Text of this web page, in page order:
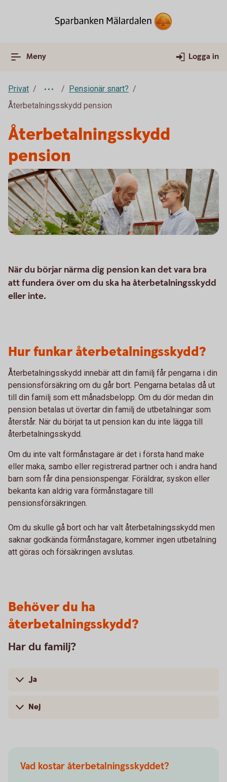
Meny Logga in
Privat
Pensionär snart?
Återbetalningsskydd pension
Återbetalningsskydd
pension
När du börjar närma dig pension kan det vara bra
att fundera över om du ska ha återbetalningsskydd
eller inte.
Hur funkar återbetalningsskydd?
Återbetalningsskydd innebär att din familj får pengarna i din
pensionsförsäkring om du går bort. Pengarna betalas då ut
till din familj som ett månadsbelopp. Om du dör medan din
pension betalas ut övertar din familj de utbetalningar som
återstår. När du börjat ta ut pension kan du inte lägga till
återbetalningsskydd.
Om du inte valt förmånstagare är det i första hand make
eller maka, sambo eller registrerad partner och i andra hand
barn som får dina pensionspengar. Föräldrar, syskon eller
bekanta kan aldrig vara förmånstagare till
pensionsförsäkringen.
Om du skulle gå bort och har valt återbetalningsskydd men
saknar godkända förmånstagare, kommer ingen utbetalning
att göras och försäkringen avslutas.
Behöver du ha
återbetalningsskydd?
Har du familj?
Ja
Nej
Vad kostar återbetalningsskyddet?